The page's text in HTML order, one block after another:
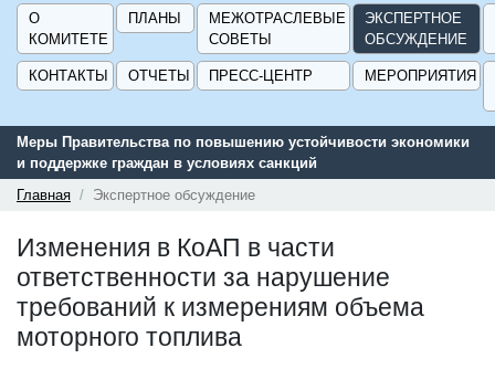
О
КОМИТЕТЕ
ПЛАНЫ
МЕЖОТРАСЛЕВЫЕ
СОВЕТЫ
ЭКСПЕРТНОЕ
ОБСУЖДЕНИЕ
КОНТАКТЫ ОТЧЕТЫ ПРЕСС-ЦЕНТР МЕРОПРИЯТИЯ
Меры Правительства по повышению устойчивости экономики
и поддержке граждан в условиях санкций
Главная
Экспертное обсуждение
Изменения в КоАП в части
ответственности за нарушение
требований к измерениям объема
моторного топлива